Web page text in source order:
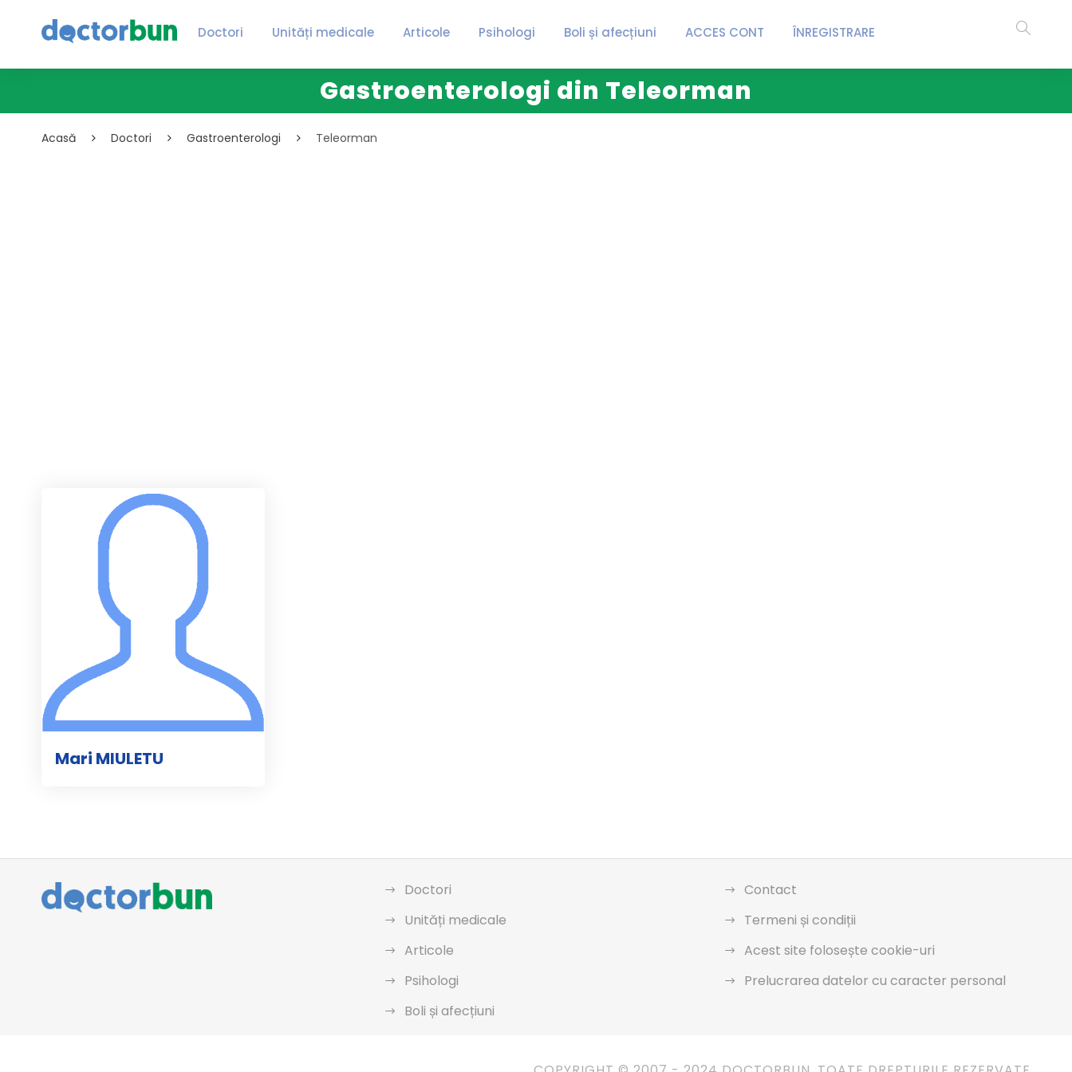
Doctori Unități medicale Articole Psihologi Boli și afecțiuni ACCES CONT ÎNREGISTRARE
Gastroenterologi din Teleorman
Acasă Doctori Gastroenterologi Teleorman
Mari MIULETU
Doctori
Unități medicale
Articole
Psihologi
Boli și afecțiuni
Contact
Termeni și condiții
Acest site folosește cookie-uri
Prelucrarea datelor cu caracter personal